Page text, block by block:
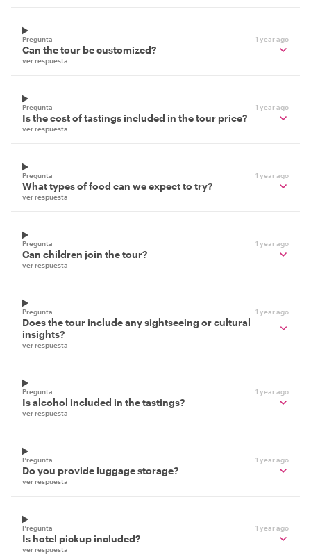
Pregunta 1 year ago
Can the tour be customized?
ver respuesta
Pregunta 1 year ago
Is the cost of tastings included in the tour price?
ver respuesta
Pregunta 1 year ago
What types of food can we expect to try?
ver respuesta
Pregunta 1 year ago
Can children join the tour?
ver respuesta
Pregunta 1 year ago
Does the tour include any sightseeing or cultural
insights?
ver respuesta
Pregunta 1 year ago
Is alcohol included in the tastings?
ver respuesta
Pregunta 1 year ago
Do you provide luggage storage?
ver respuesta
Pregunta 1 year ago
Is hotel pickup included?
ver respuesta